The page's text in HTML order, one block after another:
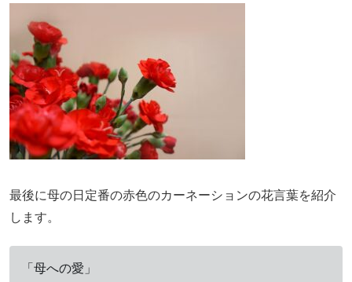
最後に母の日定番の赤色のカーネーションの花言葉を紹介
します。
「母への愛」